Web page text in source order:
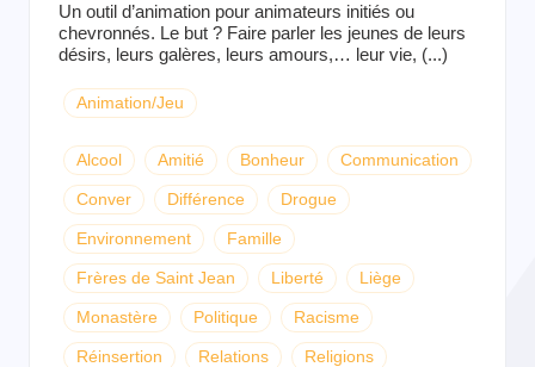
Un outil d’animation pour animateurs initiés ou
chevronnés. Le but ? Faire parler les jeunes de leurs
désirs, leurs galères, leurs amours,… leur vie, (...)
Animation/Jeu
Alcool Amitié Bonheur Communication
Conver Différence Drogue
Environnement Famille
Frères de Saint Jean Liberté Liège
Monastère Politique Racisme
Réinsertion Relations Religions